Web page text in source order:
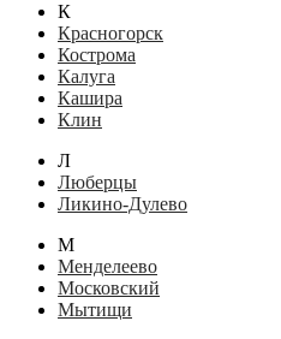
К
Красногорск
Кострома
Калуга
Кашира
Клин
Л
Люберцы
Ликино-Дулево
М
Менделеево
Московский
Мытищи